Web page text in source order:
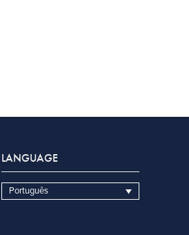
LANGUAGE
Português